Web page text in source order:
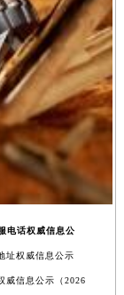
电话权威信息公
址权威信息公示
威信息公示（2026